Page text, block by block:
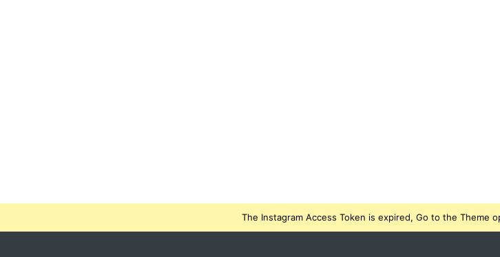
The Instagram Access Token is expired, Go to the Theme